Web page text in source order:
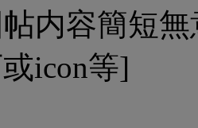
内容簡短
icon等]